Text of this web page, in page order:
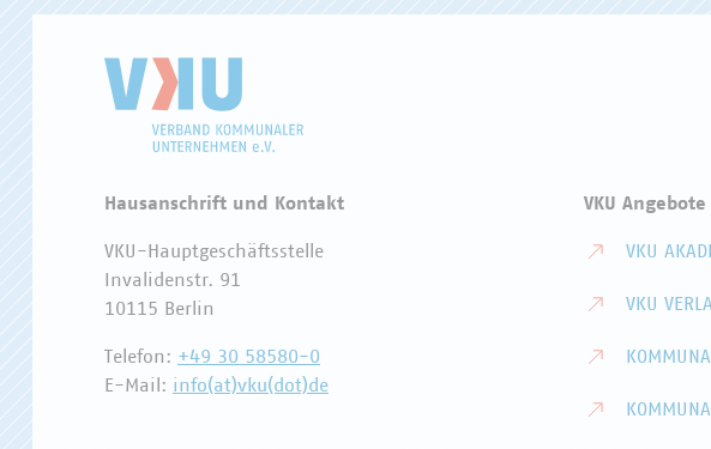
Hausanschrift und Kontakt
VKU-Hauptgeschäftsstelle
Invalidenstr. 91
10115 Berlin
Telefon: +49 30 58580-0
E-Mail: info(at)vku(dot)de
VKU Angebote
VKU
VKU